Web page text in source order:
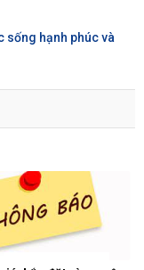
sống hạnh phúc và